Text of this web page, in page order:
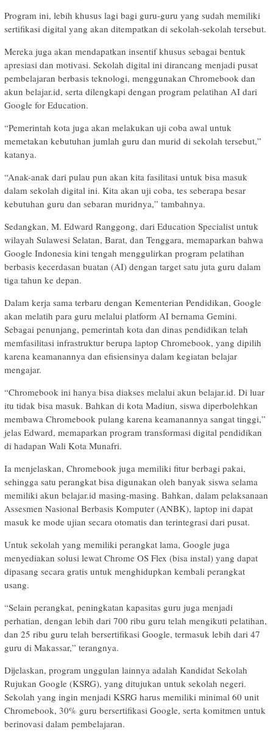
Program ini, lebih khusus lagi bagi guru-guru yang sudah memiliki
sertifikasi digital yang akan ditempatkan di sekolah-sekolah tersebut.
Mereka juga akan mendapatkan insentif khusus sebagai bentuk
apresiasi dan motivasi. Sekolah digital ini dirancang menjadi pusat
pembelajaran berbasis teknologi, menggunakan Chromebook dan
akun belajar.id, serta dilengkapi dengan program pelatihan AI dari
Google for Education.
“Pemerintah kota juga akan melakukan uji coba awal untuk
memetakan kebutuhan jumlah guru dan murid di sekolah tersebut,”
katanya.
“Anak-anak dari pulau pun akan kita fasilitasi untuk bisa masuk
dalam sekolah digital ini. Kita akan uji coba, tes seberapa besar
kebutuhan guru dan sebaran muridnya,” tambahnya.
Sedangkan, M. Edward Ranggong, dari Education Specialist untuk
wilayah Sulawesi Selatan, Barat, dan Tenggara, memaparkan bahwa
Google Indonesia kini tengah menggulirkan program pelatihan
berbasis kecerdasan buatan (AI) dengan target satu juta guru dalam
tiga tahun ke depan.
Dalam kerja sama terbaru dengan Kementerian Pendidikan, Google
akan melatih para guru melalui platform AI bernama Gemini.
Sebagai penunjang, pemerintah kota dan dinas pendidikan telah
memfasilitasi infrastruktur berupa laptop Chromebook, yang dipilih
karena keamanannya dan efisiensinya dalam kegiatan belajar
mengajar.
“Chromebook ini hanya bisa diakses melalui akun belajar.id. Di luar
itu tidak bisa masuk. Bahkan di kota Madiun, siswa diperbolehkan
membawa Chromebook pulang karena keamanannya sangat tinggi,”
jelas Edward, memaparkan program transformasi digital pendidikan
di hadapan Wali Kota Munafri.
Ia menjelaskan, Chromebook juga memiliki fitur berbagi pakai,
sehingga satu perangkat bisa digunakan oleh banyak siswa selama
memiliki akun belajar.id masing-masing. Bahkan, dalam pelaksanaan
Assesmen Nasional Berbasis Komputer (ANBK), laptop ini dapat
masuk ke mode ujian secara otomatis dan terintegrasi dari pusat.
Untuk sekolah yang memiliki perangkat lama, Google juga
menyediakan solusi lewat Chrome OS Flex (bisa instal) yang dapat
dipasang secara gratis untuk menghidupkan kembali perangkat
usang.
“Selain perangkat, peningkatan kapasitas guru juga menjadi
perhatian, dengan lebih dari 700 ribu guru telah mengikuti pelatihan,
dan 25 ribu guru telah bersertifikasi Google, termasuk lebih dari 47
guru di Makassar,” terangnya.
Dijelaskan, program unggulan lainnya adalah Kandidat Sekolah
Rujukan Google (KSRG), yang ditujukan untuk sekolah negeri.
Sekolah yang ingin menjadi KSRG harus memiliki minimal 60 unit
Chromebook, 30% guru bersertifikasi Google, serta komitmen untuk
berinovasi dalam pembelajaran.